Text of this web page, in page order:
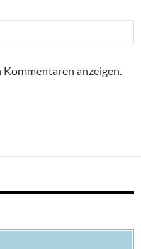
anzeigen.